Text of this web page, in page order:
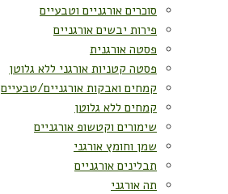
סוכרים אורגניים וטבעיים
פירות יבשים אורגניים
פסטה אורגנית
פסטה קטניות אורגני ללא גלוטן
קמחים ואבקות אורגניים/טבעיים
קמחים ללא גלוטן
שימורים וקטשופ אורגניים
שמן וחומץ אורגני
תבלינים אורגניים
תה אורגני